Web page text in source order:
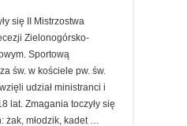
się II Mistrzostwa
Zielonogórsko-
Sportową
św. w kościele pw. św.
udział ministranci i
lat. Zmagania toczyły się
żak, młodzik, kadet …